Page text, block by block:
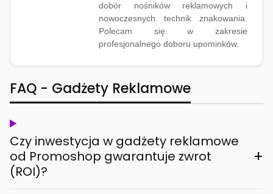
dobór nośników reklamowych i
nowoczesnych technik znakowania.
Polecam się w zakresie
profesjonalnego doboru upominków.
FAQ - Gadżety Reklamowe
Czy inwestycja w gadżety reklamowe
od Promoshop gwarantuje zwrot
(ROI)?
+